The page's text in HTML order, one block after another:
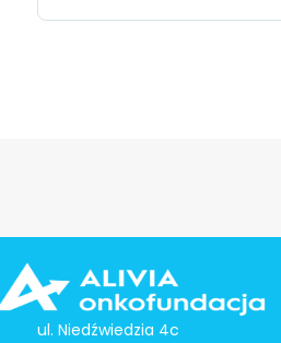
ul. Niedźwiedzia 4c